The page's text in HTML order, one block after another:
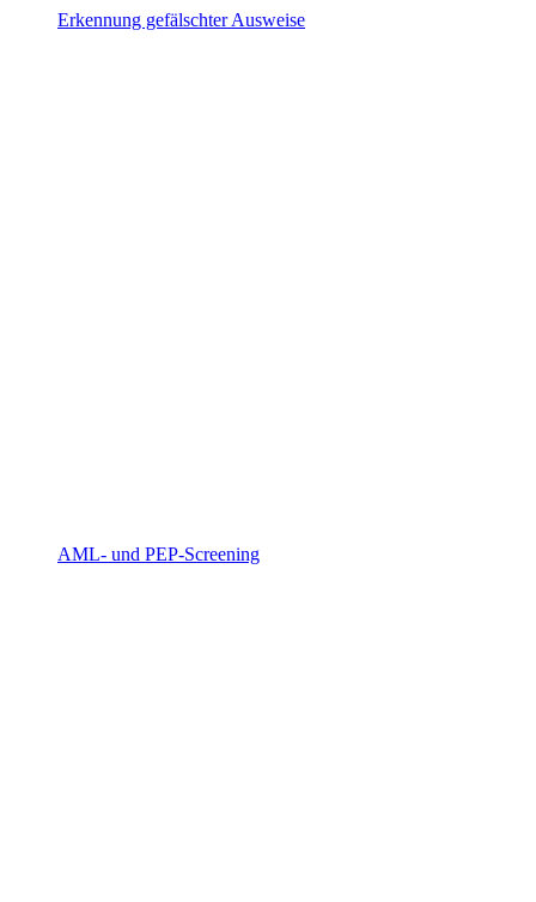
Erkennung gefälschter Ausweise
AML- und PEP-Screening